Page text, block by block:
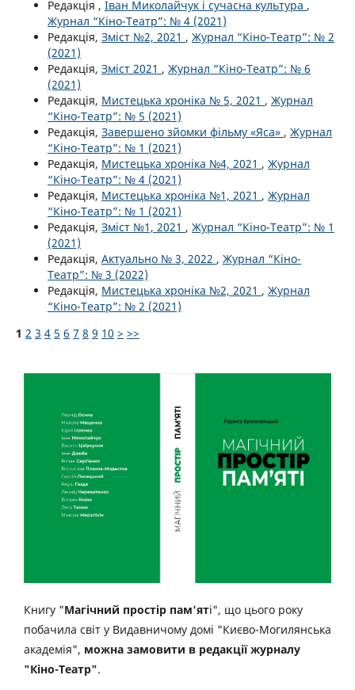
Редакція , Іван Миколайчук і сучасна культура ,
Журнал “Кіно-Театр”: № 4 (2021)
Редакція, Зміст №2, 2021 , Журнал “Кіно-Театр”: № 2
(2021)
Редакція, Зміст 2021 , Журнал “Кіно-Театр”: № 6
(2021)
Редакція, Мистецька хроніка № 5, 2021 , Журнал
“Кіно-Театр”: № 5 (2021)
Редакція, Завершено зйомки фільму «Яса» , Журнал
“Кіно-Театр”: № 1 (2021)
Редакція, Мистецька хроніка №4, 2021 , Журнал
“Кіно-Театр”: № 4 (2021)
Редакція, Мистецька хроніка №1, 2021 , Журнал
“Кіно-Театр”: № 1 (2021)
Редакція, Зміст №1, 2021 , Журнал “Кіно-Театр”: № 1
(2021)
Редакція, Актуально № 3, 2022 , Журнал “Кіно-
Театр”: № 3 (2022)
Редакція, Мистецька хроніка №2, 2021 , Журнал
“Кіно-Театр”: № 2 (2021)
1 2 3 4 5 6 7 8 9 10 > >>
Книгу "Магічний простір пам'яті", що цього року
побачила світ у Видавничому домі "Києво-Могилянська
академія", можна замовити в редакції журналу
"Кіно-Театр".